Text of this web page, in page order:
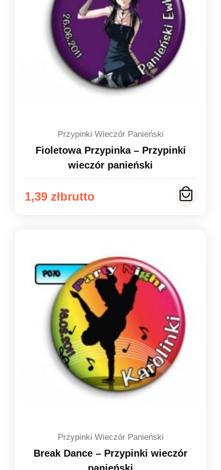
Przypinki Wieczór Panieński
Fioletowa Przypinka – Przypinki
wieczór panieński
1,39 zł
Zakres
do
1,49 zł
Przypinki Wieczór Panieński
Break Dance – Przypinki wieczór
panieński